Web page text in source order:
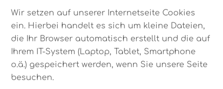
Wir setzen auf unserer Internetseite Cookies
ein. Hierbei handelt es sich um kleine Dateien,
die Ihr Browser automatisch erstellt und die auf
Ihrem IT-System (Laptop, Tablet, Smartphone
o.ä.) gespeichert werden, wenn Sie unsere Seite
besuchen.